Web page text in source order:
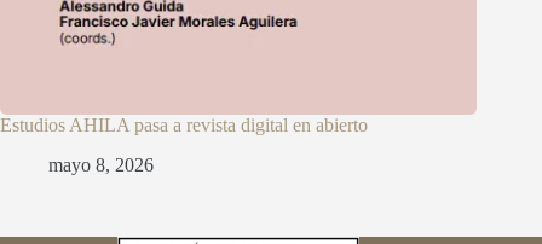
Estudios AHILA pasa a revista digital en abierto
mayo 8, 2026